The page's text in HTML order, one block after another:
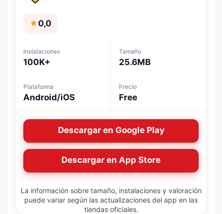
★0,0
Instalaciones
100K+
Tamaño
25.6MB
Plataforma
Android/iOS
Precio
Free
Descargar en Google Play
Descargar en App Store
La información sobre tamaño, instalaciones y valoración
puede variar según las actualizaciones del app en las
tiendas oficiales.